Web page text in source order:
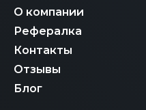
О компании
Рефералка
Контакты
Отзывы
Блог